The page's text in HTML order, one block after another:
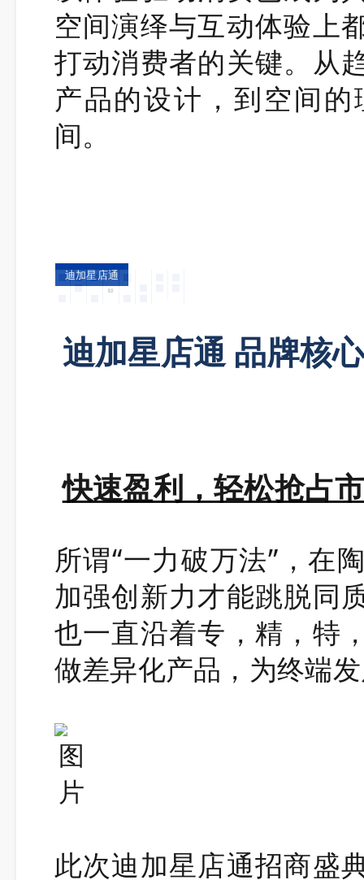
空间演绎与互动体验上
打动消费者的关键。从
产品的设计，到空间的
间。
迪加星店通
match
迪加星店通 品牌核
快速盈利，轻松抢占
所谓“一力破万法”，在
加强创新力才能跳脱同
也一直沿着专，精，特
做差异化产品，为终端
此次迪加星店通招商盛